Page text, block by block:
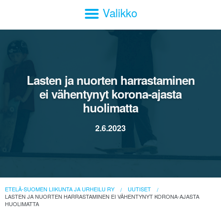
Valikko
Lasten ja nuorten harrastaminen
ei vähentynyt korona-ajasta
huolimatta
2.6.2023
ETELÄ-SUOMEN LIIKUNTA JA URHEILU RY
UUTISET
LASTEN JA NUORTEN HARRASTAMINEN EI VÄHENTYNYT KORONA-AJASTA
HUOLIMATTA